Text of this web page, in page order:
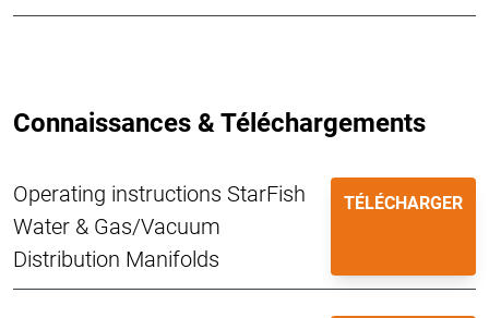
Connaissances & Téléchargements
Operating instructions StarFish
Water & Gas/Vacuum
Distribution Manifolds
TÉLÉCHARGER